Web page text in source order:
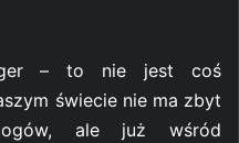
– to nie jest coś
świecie nie ma zbyt
ale już wśród